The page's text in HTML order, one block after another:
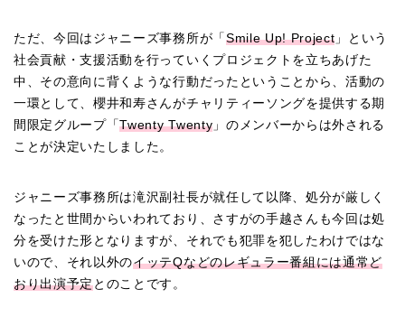
ただ、今回はジャニーズ事務所が「 Smile Up! Project 」という
社会貢献・支援活動を行っていくプロジェクトを立ちあげた
中、その意向に背くような行動だったということから、活動の
一環として、櫻井和寿さんがチャリティーソングを提供する期
間限定グループ「Twenty Twenty 」のメンバーからは外される
ことが決定いたしました。
ジャニーズ事務所は滝沢副社長が就任して以降、処分が厳しく
なったと世間からいわれており、さすがの手越さんも今回は処
分を受けた形となりますが、それでも犯罪を犯したわけではな
いので、それ以外のイッテQなどのレギュラー番組には通常ど
おり出演予定とのことです。